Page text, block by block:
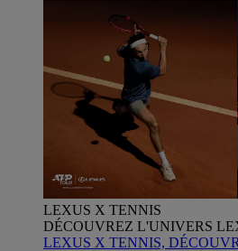
LEXUS X TENNIS
DÉCOUVREZ L'UNIVERS
LEXUS X TENNIS,